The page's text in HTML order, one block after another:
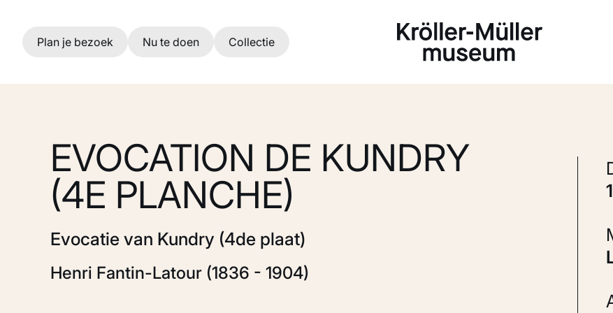
Ga naar hoofdinhoud
Plan je bezoek Nu te doen Collectie
EVOCATION DE KUNDRY
(4E PLANCHE)
Evocatie van Kundry (4de plaat)
Henri Fantin-Latour (1836 - 1904)